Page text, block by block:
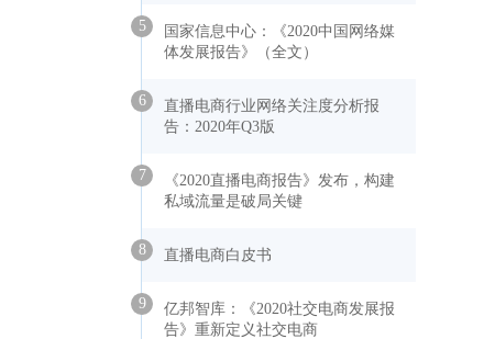
5
国家信息中心：《2020中国网络媒
体发展报告》（全文）
6
直播电商行业网络关注度分析报
告：2020年Q3版
7
《2020直播电商报告》发布，构建
私域流量是破局关键
8 直播电商白皮书
9
亿邦智库：《2020社交电商发展报
告》重新定义社交电商